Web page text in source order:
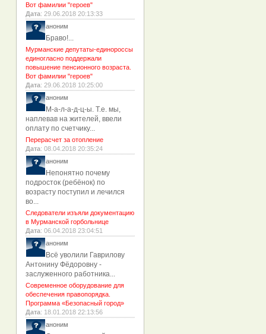
Вот фамилии "героев"
Дата: 29.06.2018 20:13:33
аноним
Браво!...
Мурманские депутаты-единороссы
единогласно поддержали
повышение пенсионного возраста.
Вот фамилии "героев"
Дата: 29.06.2018 10:25:00
аноним
М-а-л-а-д-ц-ы. Т.е. мы,
наплевав на жителей, ввели
оплату по счетчику...
Перерасчет за отопление
Дата: 08.04.2018 20:35:24
аноним
Непонятно почему
подросток (ребёнок) по
возрасту поступил и лечился
во...
Следователи изъяли документацию
в Мурманской горбольнице
Дата: 06.04.2018 23:04:51
аноним
Всё уволили Гаврилову
Антонину Фёдоровну -
заслуженного работника...
Современное оборудование для
обеспечения правопорядка.
Программа «Безопасный город»
Дата: 18.01.2018 22:13:56
аноним